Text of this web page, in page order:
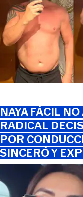
NAYA FÁCIL
RADICAL
POR
SINCERÓ Y